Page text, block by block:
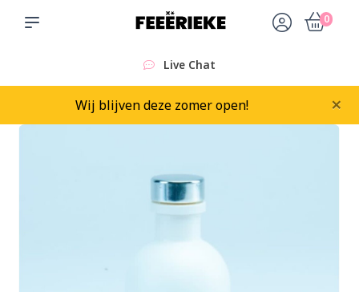
0
Live Chat
Wij blijven deze zomer open! ×